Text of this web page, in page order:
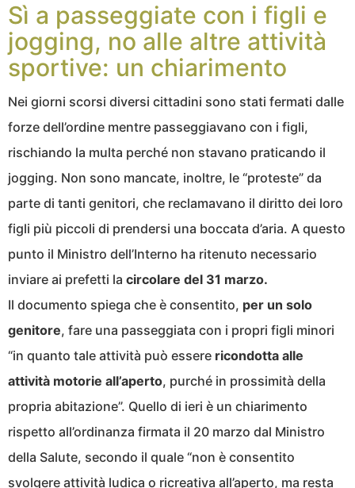
Sì a passeggiate con i figli e
jogging, no alle altre attività
sportive: un chiarimento
Nei giorni scorsi diversi cittadini sono stati fermati dalle
forze dell’ordine mentre passeggiavano con i figli,
rischiando la multa perché non stavano praticando il
jogging. Non sono mancate, inoltre, le “proteste” da
parte di tanti genitori, che reclamavano il diritto dei loro
figli più piccoli di prendersi una boccata d’aria. A questo
punto il Ministro dell’Interno ha ritenuto necessario
inviare ai prefetti la circolare del 31 marzo.
Il documento spiega che è consentito, per un solo
genitore, fare una passeggiata con i propri figli minori
“in quanto tale attività può essere ricondotta alle
attività motorie all’aperto, purché in prossimità della
propria abitazione”. Quello di ieri è un chiarimento
rispetto all’ordinanza firmata il 20 marzo dal Ministro
della Salute, secondo il quale “non è consentito
svolgere attività ludica o ricreativa all’aperto, ma resta